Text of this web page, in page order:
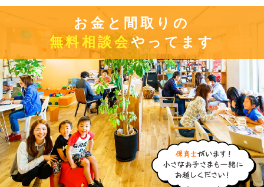
お金と間取りの
無料相談会やってます